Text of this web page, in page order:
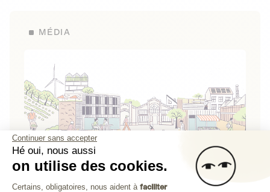
MÉDIA
Continuer sans accepter
Hé oui, nous aussi
on utilise des cookies.
Plateforme de Gestion du
Certains, obligatoires, nous aident à faciliter